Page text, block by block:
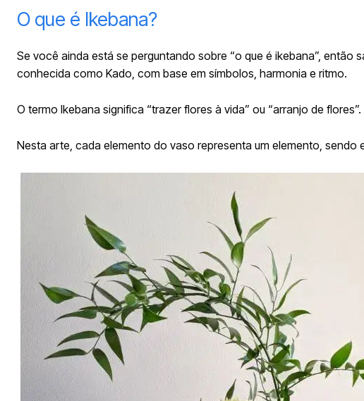
O que é Ikebana?
Se você ainda está se perguntando sobre “o que é ikebana”,
conhecida como Kado, com base em símbolos, harmonia e ritmo.
O termo Ikebana significa “trazer flores à vida” ou “arranjo de flores”.
Nesta arte, cada elemento do vaso representa um elemento, sendo